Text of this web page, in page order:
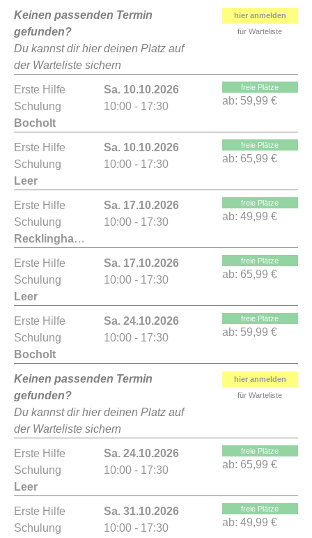
Keinen passenden Termin
gefunden?
Du kannst dir hier deinen Platz auf
der Warteliste sichern
hier anmelden
für Warteliste
Erste Hilfe
Schulung
Bocholt
Sa. 10.10.2026
10:00 - 17:30
freie Plätze
ab: 59,99 €
Erste Hilfe
Schulung
Leer
Sa. 10.10.2026
10:00 - 17:30
freie Plätze
ab: 65,99 €
Erste Hilfe
Schulung
Recklinghausen
Sa. 17.10.2026
10:00 - 17:30
freie Plätze
ab: 49,99 €
Erste Hilfe
Schulung
Leer
Sa. 17.10.2026
10:00 - 17:30
freie Plätze
ab: 65,99 €
Erste Hilfe
Schulung
Bocholt
Sa. 24.10.2026
10:00 - 17:30
freie Plätze
ab: 59,99 €
Keinen passenden Termin
gefunden?
Du kannst dir hier deinen Platz auf
der Warteliste sichern
hier anmelden
für Warteliste
Erste Hilfe
Schulung
Leer
Sa. 24.10.2026
10:00 - 17:30
freie Plätze
ab: 65,99 €
Erste Hilfe
Schulung
Sa. 31.10.2026
10:00 - 17:30
freie Plätze
ab: 49,99 €